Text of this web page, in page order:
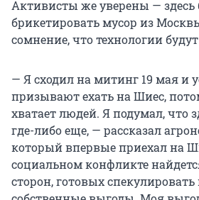
Активисты же уверены — здесь
брикетировать мусор из
сомнение, что технологии
— Я сходил на митинг 19 мая и
призывают ехать на Шиес,
хватает людей. Я подумал, что
где-либо еще, — рассказал
который впервые приехал на
социальном конфликте
сторон, готовых спекулировать